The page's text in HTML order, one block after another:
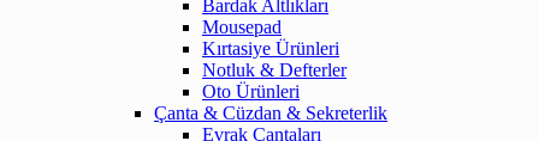
Bardak Altlıkları
Mousepad
Kırtasiye Ürünleri
Notluk & Defterler
Oto Ürünleri
Çanta & Cüzdan & Sekreterlik
Evrak Çantaları